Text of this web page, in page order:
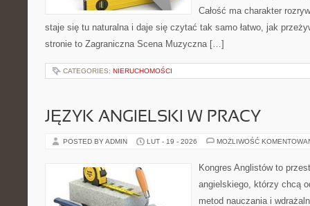
Całość ma charakter
staje się tu naturalna i daje się czytać tak samo łatwo, jak
stronie to Zagraniczna Scena Muzyczna […]
CATEGORIES: NIERUCHOMOŚCI
JĘZYK ANGIELSKI W PRACY
POSTED BY ADMIN LUT - 19 - 2026 MOŻLIWOŚĆ
Kongres Anglistów to
angielskiego, którzy chcą
metod nauczania i